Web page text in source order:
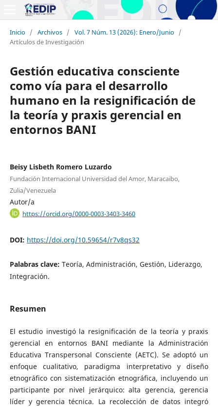
Inicio / Archivos / Vol. 7 Núm. 13 (2026): Enero/Junio /
Artículos de Investigación
Gestión educativa consciente
como vía para el desarrollo
humano en la resignificación de
la teoría y praxis gerencial en
entornos BANI
Beisy Lisbeth Romero Luzardo
Fundación Internacional Universidad del Amor, Maracaibo,
Zulia/Venezuela
Autor/a
https://orcid.org/0000-0003-3403-3460
DOI: https://doi.org/10.59654/r7v8qs32
Palabras clave: Teoría, Administración, Gestión, Liderazgo,
Integración.
Resumen
El estudio investigó la resignificación de la teoría y praxis
gerencial en entornos BANI mediante la Administración
Educativa Transpersonal Consciente (AETC). Se adoptó un
enfoque cualitativo, paradigma interpretativo y diseño
etnográfico con sistematización etnográfica, incluyendo un
participante por nivel jerárquico: alta gerencia, gerencia
líder y gerencia técnica. La recolección de datos integró